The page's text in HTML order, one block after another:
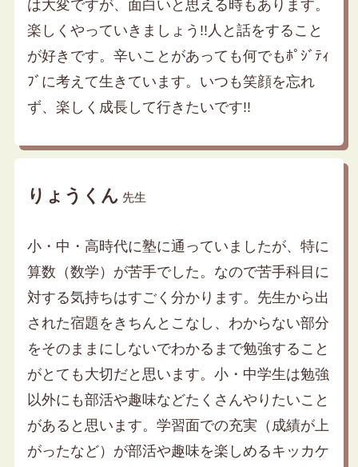
は大変ですが、面白いと思える時もあります。
楽しくやっていきましょう!!人と話をすること
が好きです。辛いことがあっても何でもﾎﾟｼﾞﾃｨ
ﾌﾞに考えて生きています。いつも笑顔を忘れ
ず、楽しく成長して行きたいです!!
りょうくん 先生
小・中・高時代に塾に通っていましたが、特に
算数（数学）が苦手でした。なので苦手科目に
対する気持ちはすごく分かります。先生から出
された宿題をきちんとこなし、わからない部分
をそのままにしないでわかるまで勉強すること
がとても大切だと思います。小・中学生は勉強
以外にも部活や趣味などたくさんやりたいこと
があると思います。学習面での充実（成績が上
がったなど）が部活や趣味を楽しめるキッカケ